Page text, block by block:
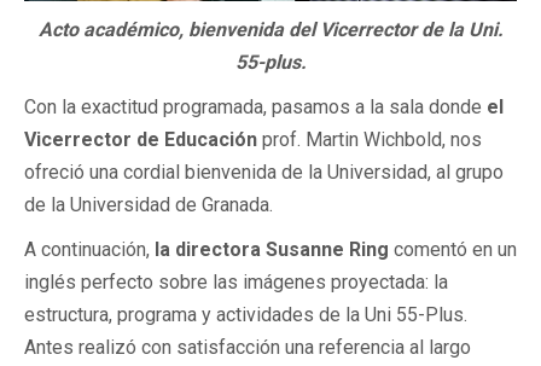
Acto académico, bienvenida del Vicerrector de la Uni.
55-plus.
Con la exactitud programada, pasamos a la sala donde el
Vicerrector de Educación prof. Martin Wichbold, nos
ofreció una cordial bienvenida de la Universidad, al grupo
de la Universidad de Granada.
A continuación, la directora Susanne Ring comentó en un
inglés perfecto sobre las imágenes proyectada: la
estructura, programa y actividades de la Uni 55-Plus.
Antes realizó con satisfacción una referencia al largo